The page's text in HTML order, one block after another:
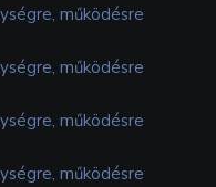
működésre
működésre
működésre
működésre